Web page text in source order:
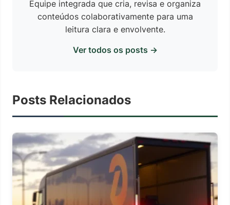
Equipe integrada que cria, revisa e organiza
conteúdos colaborativamente para uma
leitura clara e envolvente.
Ver todos os posts →
Posts Relacionados